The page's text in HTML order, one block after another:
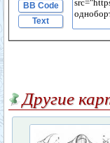
BB Code
Text
Другие